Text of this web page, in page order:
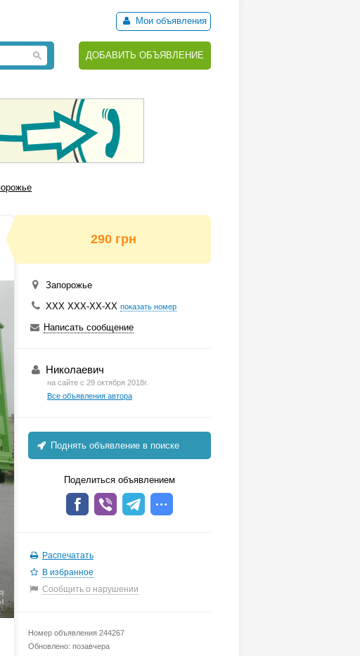
Мои объявления
ДОБАВИТЬ ОБЪЯВЛЕНИЕ
290 грн
Запорожье
ХХХ ХХХ-ХХ-ХХ показать номер
Написать сообщение
Николаевич
на сайте с 29 октября 2018г.
Все объявления автора
Поднять объявление в поиске
Поделиться объявлением
Распечатать
В избранное
Сообщить о нарушении
Номер объявления 244267
Обновлено: позавчера